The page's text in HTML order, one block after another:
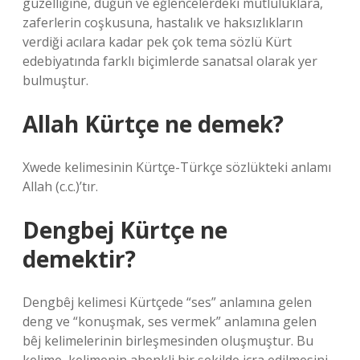
zaferlerin coşkusuna, hastalık ve haksızlıkların
verdiği acılara kadar pek çok tema sözlü Kürt
edebiyatında farklı biçimlerde sanatsal olarak yer
bulmuştur.
Allah Kürtçe ne demek?
Xwede kelimesinin Kürtçe-Türkçe sözlükteki anlamı
Allah (c.c.)’tır.
Dengbej Kürtçe ne
demektir?
Dengbêj kelimesi Kürtçede “ses” anlamına gelen
deng ve “konuşmak, ses vermek” anlamına gelen
bêj kelimelerinin birleşmesinden oluşmuştur. Bu